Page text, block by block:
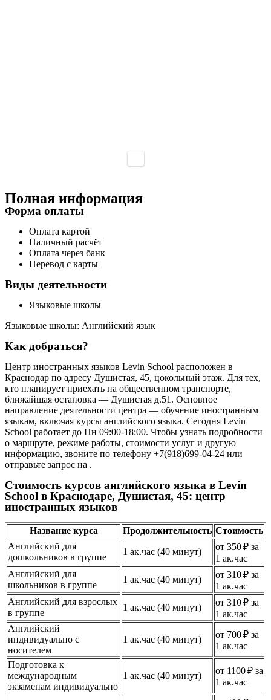
Полная информация
Форма оплаты
Оплата картой
Наличный расчёт
Оплата через банк
Перевод с карты
Виды деятельности
Языковые школы
Языковые школы: Английский язык
Как добраться?
Центр иностранных языков Levin School расположен в
Краснодар по адресу Душистая, 45, цокольный этаж. Для тех,
кто планирует приехать на общественном транспорте,
ближайшая остановка — Душистая д.51. Основное
направление деятельности центра — обучение иностранным
языкам, включая курсы английского языка. Сегодня Levin
School работает до Пн 09:00-18:00. Чтобы узнать подробности
о маршруте, режиме работы, стоимости услуг и другую
информацию, звоните по телефону +7(918)699-04-24 или
отправьте запрос на .
Стоимость курсов английского языка в Levin
School в Краснодаре, Душистая, 45: центр
иностранных языков
Название курса Продолжительность Стоимость
Английский для
дошкольников в группе
1 ак.час (40 минут)
от 350 ₽ за
1 ак.час
Английский для
школьников в группе
1 ак.час (40 минут)
от 310 ₽ за
1 ак.час
Английский для взрослых
в группе
1 ак.час (40 минут)
от 310 ₽ за
1 ак.час
Английский
индивидуально с
носителем
1 ак.час (40 минут)
от 700 ₽ за
1 ак.час
Подготовка к
международным
экзаменам индивидуально
1 ак.час (40 минут)
от 1100 ₽ за
1 ак.час